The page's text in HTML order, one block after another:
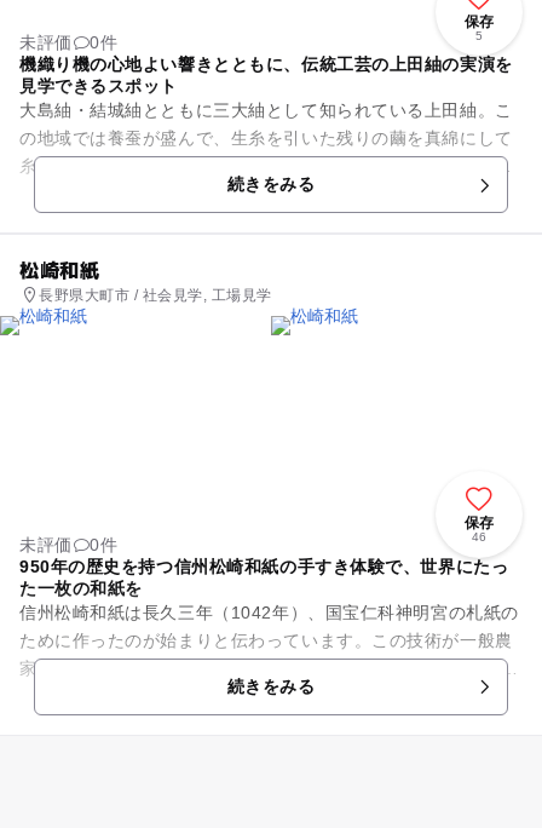
保存
5
未評価
0件
機織り機の心地よい響きとともに、伝統工芸の上田紬の実演を
見学できるスポット
大島紬・結城紬とともに三大紬として知られている上田紬。こ
の地域では養蚕が盛んで、生糸を引いた残りの繭を真綿にして
糸を紡ぎ、自家用として作っていた紬織物ですが、次第に商品
として全国に広がっていきま...続きをみる
松崎和紙
長野県大町市 / 社会見学, 工場見学
保存
46
未評価
0件
950年の歴史を持つ信州松崎和紙の手すき体験で、世界にたっ
た一枚の和紙を
信州松崎和紙は長久三年（1042年）、国宝仁科神明宮の札紙の
ために作ったのが始まりと伝わっています。この技術が一般農
家の冬季間の副業として発展しました。 「信州松崎和紙工業」
続きをみる